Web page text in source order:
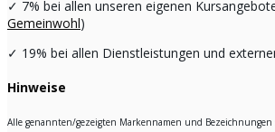
✓ 7% bei allen unseren eigenen
Gemeinwohl)
✓ 19% bei allen Dienstleistungen und
Hinweise
Alle genannten/gezeigten Markennamen und Bezeichnungen